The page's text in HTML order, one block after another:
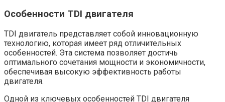
Особенности TDI двигателя
TDI двигатель представляет собой инновационную
технологию, которая имеет ряд отличительных
особенностей. Эта система позволяет достичь
оптимального сочетания мощности и экономичности,
обеспечивая высокую эффективность работы
двигателя.
Одной из ключевых особенностей TDI двигателя